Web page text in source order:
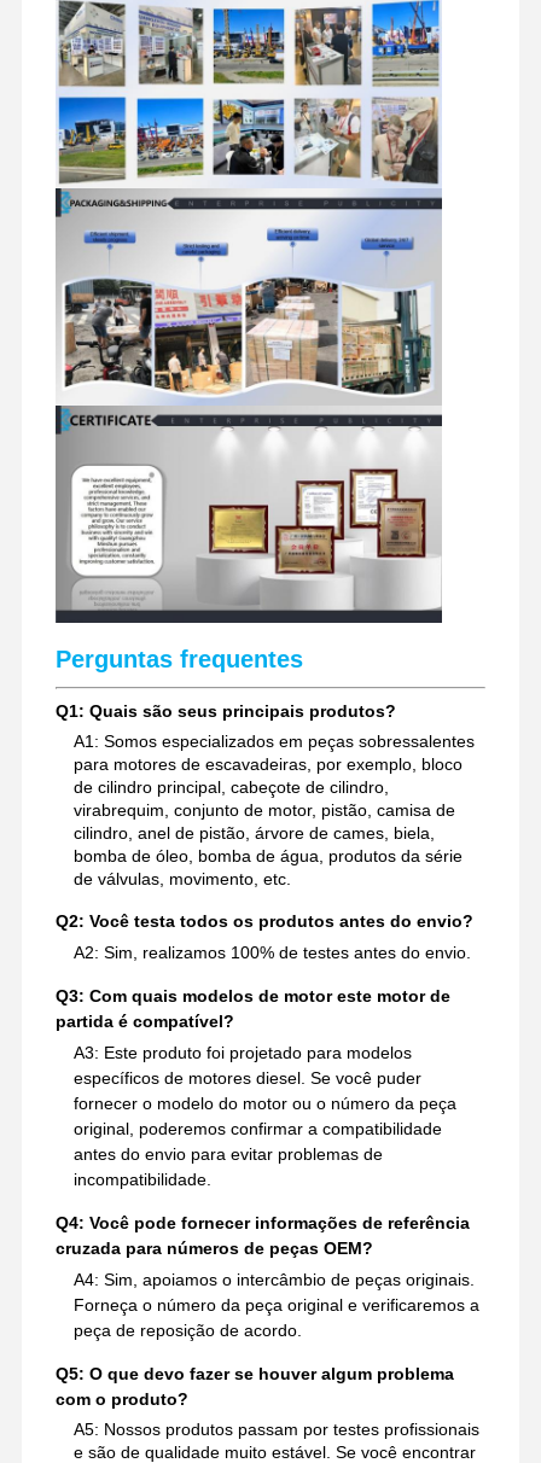
Perguntas frequentes
Q1: Quais são seus principais produtos?
A1: Somos especializados em peças sobressalentes
para motores de escavadeiras, por exemplo, bloco
de cilindro principal, cabeçote de cilindro,
virabrequim, conjunto de motor, pistão, camisa de
cilindro, anel de pistão, árvore de cames, biela,
bomba de óleo, bomba de água, produtos da série
de válvulas, movimento, etc.
Q2: Você testa todos os produtos antes do envio?
A2: Sim, realizamos 100% de testes antes do envio.
Q3: Com quais modelos de motor este motor de
partida é compatível?
A3: Este produto foi projetado para modelos
específicos de motores diesel. Se você puder
fornecer o modelo do motor ou o número da peça
original, poderemos confirmar a compatibilidade
antes do envio para evitar problemas de
incompatibilidade.
Q4: Você pode fornecer informações de referência
cruzada para números de peças OEM?
A4: Sim, apoiamos o intercâmbio de peças originais.
Forneça o número da peça original e verificaremos a
peça de reposição de acordo.
Q5: O que devo fazer se houver algum problema
com o produto?
A5: Nossos produtos passam por testes profissionais
e são de qualidade muito estável. Se você encontrar